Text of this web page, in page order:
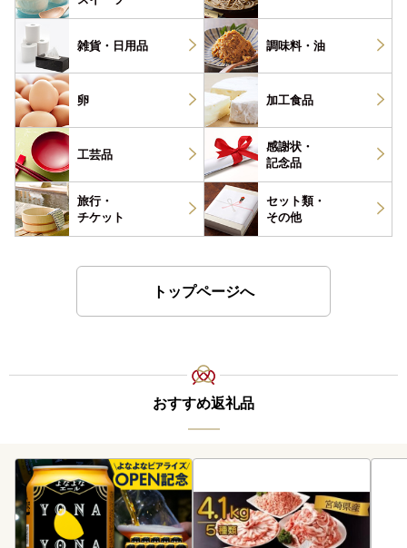
雑貨・ 日用品 調味料・ 油
卵 加工食品
工芸品
感謝状・
記念品
旅行・
チケット
セット類・
その他
トップページへ
おすすめ返礼品